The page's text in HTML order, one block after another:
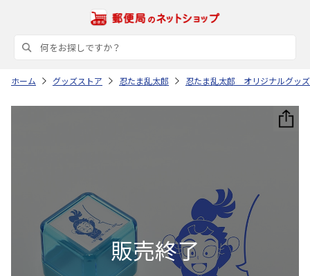
ホーム グッズストア 忍たま乱太郎 忍たま乱太郎 オリジナルグッズ